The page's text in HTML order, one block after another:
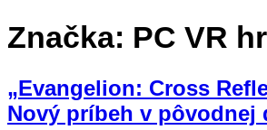
Značka: PC VR
„Evangelion: Cross
Nový príbeh v pôvodnej